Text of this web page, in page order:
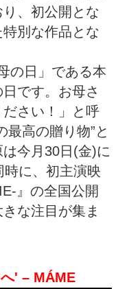
、初公開とな
別な作品とな
の日」である本
です。お母さ
さい！」と呼
最高の贈り物”と
今月30日(金)に
に、初主演映
』の全国公開
な注目が集ま
' – MÁME